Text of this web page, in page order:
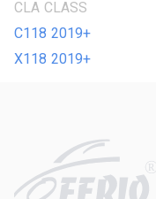
CLA CLASS
C118 2019+
X118 2019+
R